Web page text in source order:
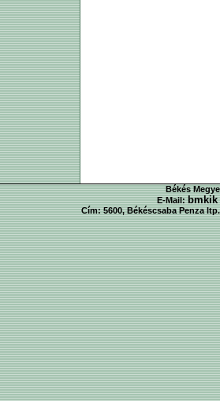
Békés
E-Mail:bmkik
Cím: 5600, Békéscsaba Penza